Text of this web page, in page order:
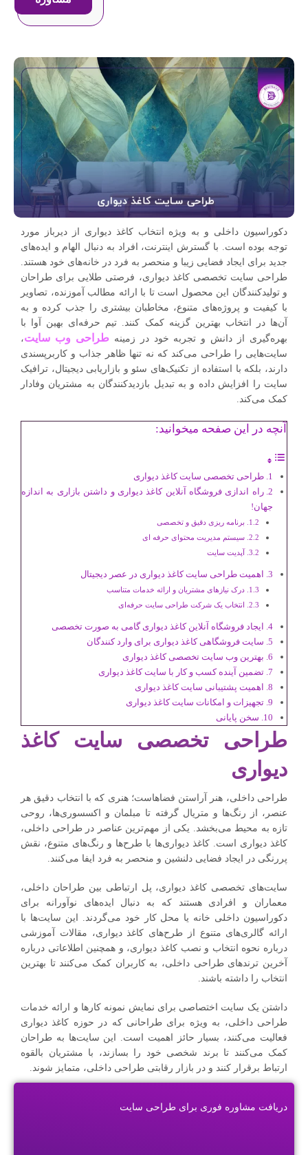
دکوراسیون داخلی و به ویژه انتخاب کاغذ دیواری از دیرباز مورد
توجه بوده است. با گسترش اینترنت، افراد به دنبال الهام و ایده‌های
جدید برای ایجاد فضایی زیبا و منحصر به فرد در خانه‌های خود هستند.
طراحی سایت تخصصی کاغذ دیواری، فرصتی طلایی برای طراحان
و تولیدکنندگان این محصول است تا با ارائه مطالب آموزنده، تصاویر
با کیفیت و پروژه‌های متنوع، مخاطبان بیشتری را جذب کرده و به
آن‌ها در انتخاب بهترین گزینه کمک کنند. تیم حرفه‌ای بهین آوا با
بهره‌گیری از دانش و تجربه خود در زمینهطراحی وب سایت،
سایت‌هایی را طراحی می‌کند که نه تنها ظاهر جذاب و کاربرپسندی
دارند، بلکه با استفاده از تکنیک‌های سئو و بازاریابی دیجیتال، ترافیک
سایت را افزایش داده و به تبدیل بازدیدکنندگان به مشتریان وفادار
کمک می‌کند.
آنچه در این صفحه میخوانید:
طراحی تخصصی سایت کاغذ دیواری
راه اندازی فروشگاه آنلاین کاغذ دیواری و داشتن بازاری به اندازه
جهان!
برنامه ریزی دقیق و تخصصی
سیستم مدیریت محتوای حرفه ای
آپدیت سایت
اهمیت طراحی سایت کاغذ دیواری در عصر دیجیتال
درک نیازهای مشتریان و ارائه خدمات متناسب
انتخاب یک شرکت طراحی سایت حرفه‌ای
ایجاد فروشگاه آنلاین کاغذ دیواری گامی به صورت تخصصی
سایت فروشگاهی کاغذ دیواری برای وارد کنندگان
بهترین وب سایت تخصصی کاغذ دیواری
تضمین آینده کسب و کار با سایت کاغذ دیواری
اهمیت پشتیبانی سایت کاغذ دیواری
تجهیزات و امکانات سایت کاغذ دیواری
سخن پایانی
طراحی تخصصی سایت کاغذ
دیواری
طراحی داخلی، هنر آراستن فضاهاست؛ هنری که با انتخاب دقیق هر
عنصر، از رنگ‌ها و متریال گرفته تا مبلمان و اکسسوری‌ها، روحی
تازه به محیط می‌بخشد. یکی از مهم‌ترین عناصر در طراحی داخلی،
کاغذ دیواری است. کاغذ دیواری‌ها با طرح‌ها و رنگ‌های متنوع، نقش
پررنگی در ایجاد فضایی دلنشین و منحصر به فرد ایفا می‌کنند.
سایت‌های تخصصی کاغذ دیواری، پل ارتباطی بین طراحان داخلی،
معماران و افرادی هستند که به دنبال ایده‌های نوآورانه برای
دکوراسیون داخلی خانه یا محل کار خود می‌گردند. این سایت‌ها با
ارائه گالری‌های متنوع از طرح‌های کاغذ دیواری، مقالات آموزشی
درباره نحوه انتخاب و نصب کاغذ دیواری، و همچنین اطلاعاتی درباره
آخرین ترندهای طراحی داخلی، به کاربران کمک می‌کنند تا بهترین
انتخاب را داشته باشند.
داشتن یک سایت اختصاصی برای نمایش نمونه کارها و ارائه خدمات
طراحی داخلی، به ویژه برای طراحانی که در حوزه کاغذ دیواری
فعالیت می‌کنند، بسیار حائز اهمیت است. این سایت‌ها به طراحان
کمک می‌کنند تا برند شخصی خود را بسازند، با مشتریان بالقوه
ارتباط برقرار کنند و در بازار رقابتی طراحی داخلی، متمایز شوند.
دریافت مشاوره فوری برای طراحی سایت